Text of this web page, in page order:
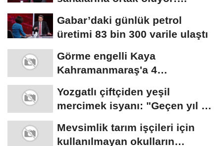
Gabar’daki günlük petrol
üretimi 83 bin 300 varile ulaştı
Görme engelli Kaya
Kahramanmaraş'a 4
Yozgatlı çiftçiden yeşil
mercimek isyanı: "Geçen yıl 45
Mevsimlik tarım işçileri için
kullanılmayan okulların